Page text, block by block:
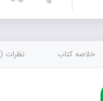
خلاصه کتاب نظرات (0)